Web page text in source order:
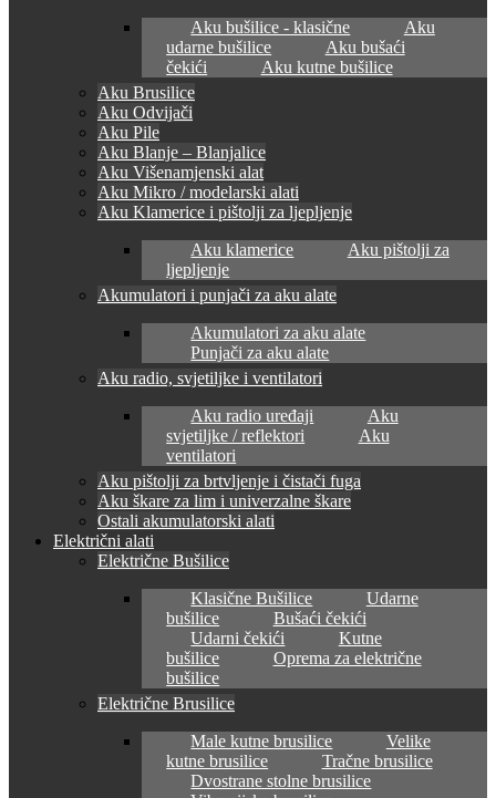
Aku bušilice - klasične
Aku
udarne bušilice
Aku bušaći
čekići
Aku kutne bušilice
Aku Brusilice
Aku Odvijači
Aku Pile
Aku Blanje – Blanjalice
Aku Višenamjenski alat
Aku Mikro / modelarski alati
Aku Klamerice i pištolji za ljepljenje
Aku klamerice
Aku pištolji za
ljepljenje
Akumulatori i punjači za aku alate
Akumulatori za aku alate
Punjači za aku alate
Aku radio, svjetiljke i ventilatori
Aku radio uređaji
Aku
svjetiljke / reflektori
Aku
ventilatori
Aku pištolji za brtvljenje i čistači fuga
Aku škare za lim i univerzalne škare
Ostali akumulatorski alati
Električni alati
Električne Bušilice
Klasične Bušilice
Udarne
bušilice
Bušaći čekići
Udarni čekići
Kutne
bušilice
Oprema za električne
bušilice
Električne Brusilice
Male kutne brusilice
Velike
kutne brusilice
Tračne brusilice
Dvostrane stolne brusilice